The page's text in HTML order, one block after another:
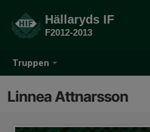
Truppen
Hällaryds IF
F2012-2013
Linnea Attnarsson